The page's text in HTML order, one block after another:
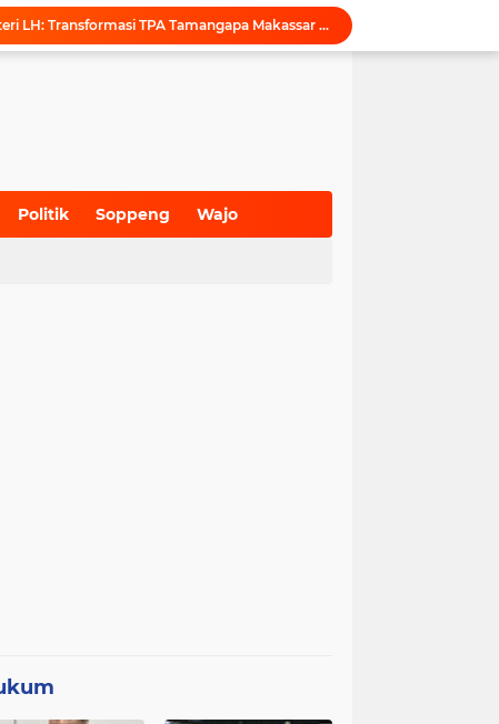
Puji Penataan TPA, Menteri LH: Transformasi TPA Tamangapa Makassar Layak Jadi Contoh Nasional
Dukung Tata Kelola Wilayah Presisi, KKN-T Infrastruktur PU Unhas Gel. 116 Serahkan Peta Batas Dusun Berbasis GIS ke Desa Bonto Matene
Wali Kota Makassar Tegaskan Komitmen Perkuat Toleransi Saat Sambut Peserta Rakernas BAMAGNAS
Politik Soppeng Wajo